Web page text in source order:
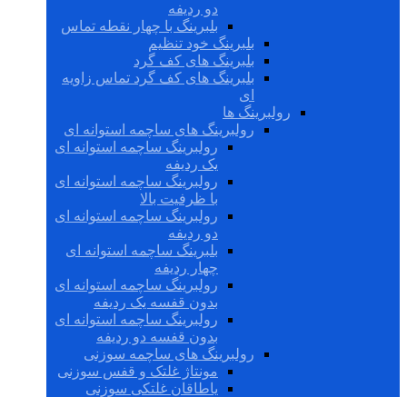
دو ردیفه
بلبرینگ با چهار نقطه تماس
بلبرینگ خود تنظیم
بلبرینگ های کف گرد
بلبرینگ های کف گرد تماس زاویه
ای
رولبرینگ ها
رولبرینگ های ساچمه استوانه ای
رولبرینگ ساچمه استوانه ای
یک ردیفه
رولبرینگ ساچمه استوانه ای
با ظرفیت بالا
رولبرینگ ساچمه استوانه ای
دو ردیفه
بلبرینگ ساچمه استوانه ای
چهار ردیفه
رولبرینگ ساچمه استوانه ای
بدون قفسه یک ردیفه
رولبرینگ ساچمه استوانه ای
بدون قفسه دو ردیفه
رولبرینگ های ساچمه سوزنی
مونتاژ غلتک و قفس سوزنی
یاطاقان غلتکی سوزنی